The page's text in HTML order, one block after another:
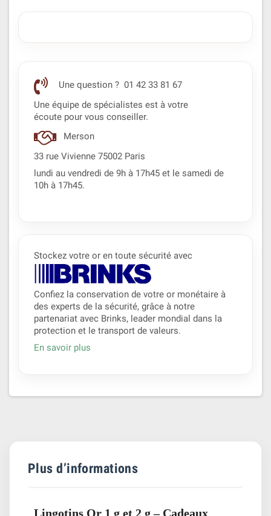
Une question ? 01 42 33 81 67
Une équipe de spécialistes est à votre
écoute pour vous conseiller.
Merson
33 rue Vivienne 75002 Paris
lundi au vendredi de 9h à 17h45 et le samedi de
10h à 17h45.
Stockez votre or en toute sécurité avec
Confiez la conservation de votre or monétaire à
des experts de la sécurité, grâce à notre
partenariat avec Brinks, leader mondial dans la
protection et le transport de valeurs.
En savoir plus
Plus d’informations
Lingotins Or 1 g et 2 g – Cadeaux